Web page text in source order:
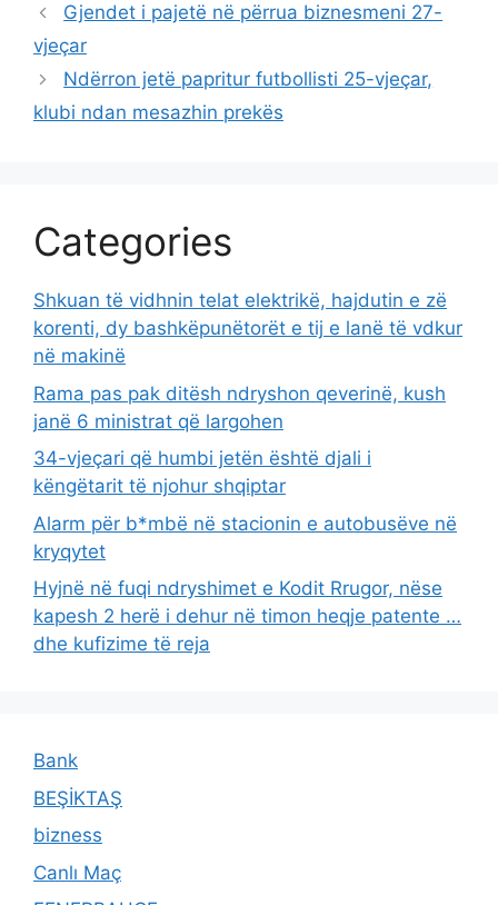
Gjendet i pajetë në përrua biznesmeni 27-
vjeçar
Ndërron jetë papritur futbollisti 25-vjeçar,
klubi ndan mesazhin prekës
Categories
Shkuan të vidhnin telat elektrikë, hajdutin e zë
korenti, dy bashkëpunëtorët e tij e lanë të vdkur
në makinë
Rama pas pak ditësh ndryshon qeverinë, kush
janë 6 ministrat që largohen
34-vjeçari që humbi jetën është djali i
këngëtarit të njohur shqiptar
Alarm për b*mbë në stacionin e autobusëve në
kryqytet
Hyjnë në fuqi ndryshimet e Kodit Rrugor, nëse
kapesh 2 herë i dehur në timon heqje patente …
dhe kufizime të reja
Bank
BEŞİKTAŞ
bizness
Canlı Maç